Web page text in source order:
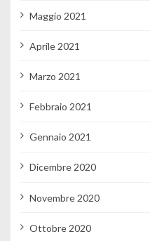
Maggio 2021
Aprile 2021
Marzo 2021
Febbraio 2021
Gennaio 2021
Dicembre 2020
Novembre 2020
Ottobre 2020